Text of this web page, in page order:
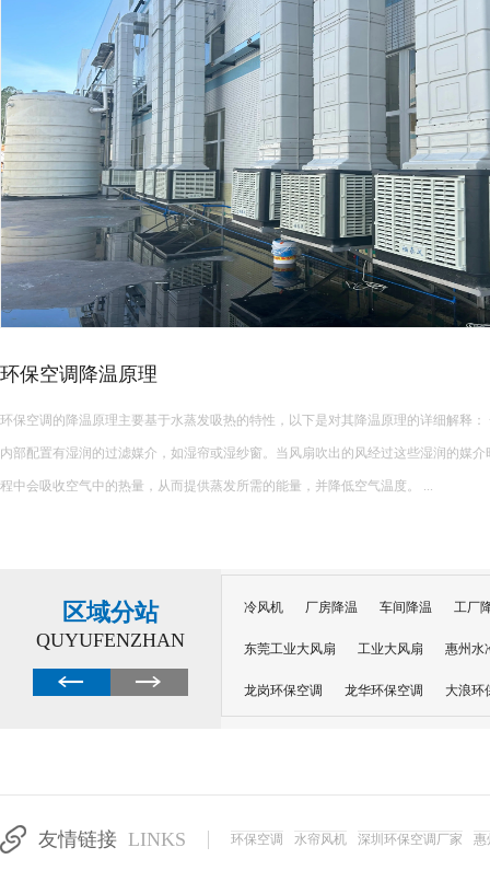
环保空调降温原理
环保空调的降温原理主要基于水蒸发吸热的特性，以下是对其降温原理的详细解释： 一、核心原理 环保空调
内部配置有湿润的过滤媒介，如湿帘或湿纱窗。当风扇吹出的风经过这些湿润的媒
程中会吸收空气中的热量，从而提供蒸发所需的能量，并降低空气温度。 ...
区域分站
QUYUFENZHAN
冷风机 厂房降温 车间降温 工厂
东莞工业大风扇 工业大风扇 惠州水
龙岗环保空调 龙华环保空调 大浪环
友情链接 LINKS 环保空调 水帘风机 深圳环保空调厂家 惠